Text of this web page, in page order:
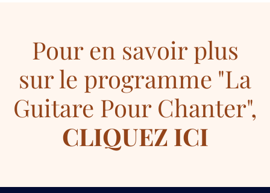
Pour en savoir plus
sur le programme "La
Guitare Pour Chanter",
CLIQUEZ ICI